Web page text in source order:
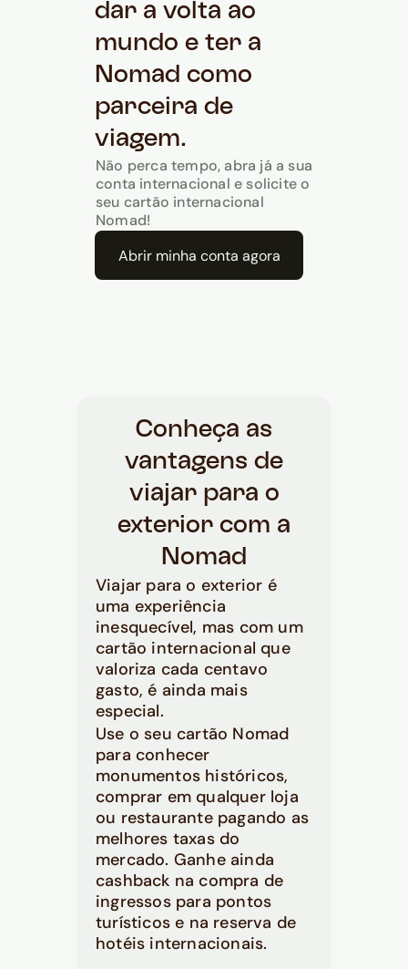
dar a volta ao
mundo e ter a
Nomad como
parceira de
viagem.
Não perca tempo, abra já a sua
conta internacional e solicite o
seu cartão internacional
Nomad!
Abrir minha conta agora
Conheça as
vantagens de
viajar para o
exterior com a
Nomad
Viajar para o exterior é
uma experiência
inesquecível, mas com um
cartão internacional que
valoriza cada centavo
gasto, é ainda mais
especial.
Use o seu cartão Nomad
para conhecer
monumentos históricos,
comprar em qualquer loja
ou restaurante pagando as
melhores taxas do
mercado. Ganhe ainda
cashback na compra de
ingressos para pontos
turísticos e na reserva de
hotéis internacionais.